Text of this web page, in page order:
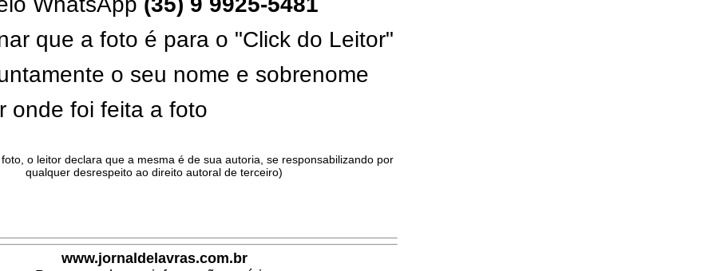
que a foto é para o "Click do Leitor"
o seu nome e sobrenome
onde foi feita a foto
o leitor declara que a mesma é de sua autoria, se responsabilizando por
qualquer desrespeito ao direito autoral de terceiro)
www.jornaldelavras.com.br